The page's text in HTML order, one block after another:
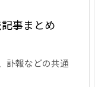
事まとめ
訃報などの共通